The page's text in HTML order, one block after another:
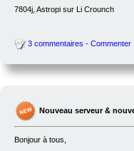
7804j, Astropi sur Li Crounch
3 commentaires - Commenter
Nouveau serveur &
Bonjour à tous,